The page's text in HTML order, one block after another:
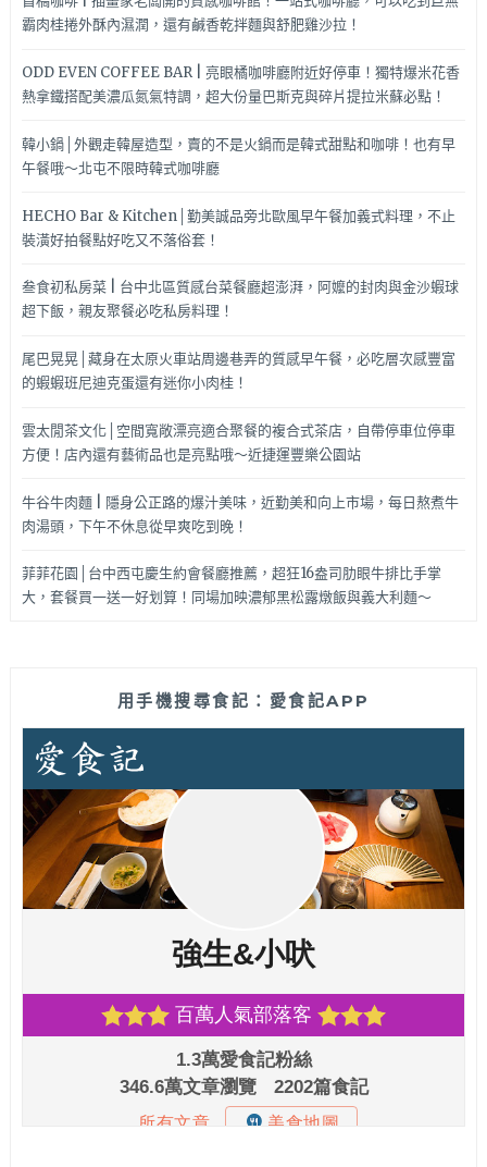
份
試
試
霸肉桂捲外酥內濕潤，還有鹹香乾拌麵與舒肥雞沙拉！
ODD EVEN COFFEE BAR | 亮眼橘咖啡廳附近好停車！獨特爆米花香
熱拿鐵搭配美濃瓜氮氣特調，超大份量巴斯克與碎片提拉米蘇必點！
韓小鍋│外觀走韓屋造型，賣的不是火鍋而是韓式甜點和咖啡！也有早
午餐哦～北屯不限時韓式咖啡廳
HECHO Bar & Kitchen│勤美誠品旁北歐風早午餐加義式料理，不止
裝潢好拍餐點好吃又不落俗套！
叁食初私房菜 | 台中北區質感台菜餐廳超澎湃，阿嬤的封肉與金沙蝦球
超下飯，親友聚餐必吃私房料理！
尾巴晃晃│藏身在太原火車站周邊巷弄的質感早午餐，必吃層次感豐富
的蝦蝦班尼迪克蛋還有迷你小肉桂！
雲太閒茶文化│空間寬敞漂亮適合聚餐的複合式茶店，自帶停車位停車
方便！店內還有藝術品也是亮點哦～近捷運豐樂公園站
牛谷牛肉麵 | 隱身公正路的爆汁美味，近勤美和向上市場，每日熬煮牛
肉湯頭，下午不休息從早爽吃到晚！
菲菲花園│台中西屯慶生約會餐廳推薦，超狂16盎司肋眼牛排比手掌
大，套餐買一送一好划算！同場加映濃郁黑松露燉飯與義大利麵～
用手機搜尋食記：愛食記APP